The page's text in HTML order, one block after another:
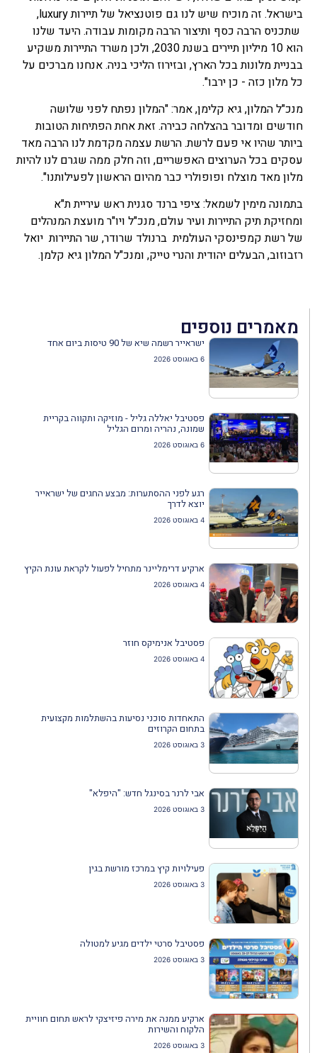
בישראל. זה מוכיח שיש לנו גם פוטנציאל של תיירות luxury,
שתכניס הרבה כסף ותיצור הרבה מקומות עבודה. היעד שלנו
הוא 10 מיליון תיירים בשנת 2030, ולכן משרד התיירות משקיע
בבניית מלונות בכל הארץ, ובזירוז הליכי בניה. אנחנו מברכים על
כל מלון כזה - כן ירבו".
מנכ"ל המלון, גיא קלימן, אמר: "המלון נפתח לפני שלושה
חודשים ומדובר בהצלחה כבירה. זאת אחת הפתיחות הטובות
ביותר שהיו אי פעם לרשת. הרשת עצמה מקדמת לנו הרבה מאד
עסקים בכל הערוצים האפשריים, וזה חלק ממה שגרם לנו להיות
מלון מאד מוצלח ופופולרי כבר מהיום הראשון לפעילותנו".
בתמונה מימין לשמאל: ציפי ברנד סגנית ראש עיריית ת"א
ומחזיקת תיק התיירות ועיר עולם, מנכ"ל ויו"ר מועצת המנהלים
של רשת קמפינסקי העולמית ברנולד שרודר, שר התיירות יואל
רזבוזוב, הבעלים יהודית והנרי טייק, ומנכ"ל המלון גיא קלמן.
מאמרים נוספים
ישראייר רשמה שיא של 90 טיסות ביום אחד
6 באוגוסט 2026
פסטיבל יאללה גליל - מוזיקה ותקווה בקריית
שמונה, נהריה ומרום הגליל
6 באוגוסט 2026
רגע לפני ההסתערות: מבצע החגים של ישראייר
יוצא לדרך
4 באוגוסט 2026
ארקיע דרימליינר מתחיל לפעול לקראת עונת הקיץ
4 באוגוסט 2026
פסטיבל אנימיקס חוזר
4 באוגוסט 2026
התאחדות סוכני נסיעות בהשתלמות מקצועית
בתחום הקרוזים
3 באוגוסט 2026
אבי לרנר בסינגל חדש: "היפלא"
3 באוגוסט 2026
פעילויות קיץ במרכז מורשת בגין
3 באוגוסט 2026
פסטיבל סרטי ילדים מגיע למטולה
3 באוגוסט 2026
ארקיע ממנה את מירה פיזיצקי לראש תחום חוויית
הלקוח והשירות
3 באוגוסט 2026